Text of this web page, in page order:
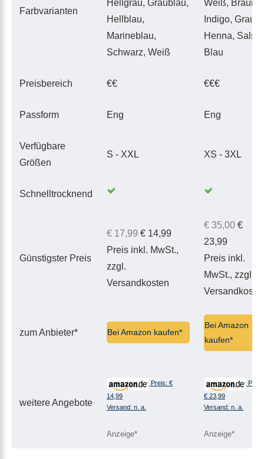
Farbvarianten
Hellgrau, Graublau,
Hellblau,
Marineblau,
Schwarz, Weiß
Weiß, Braun,
Indigo, Grau,
Henna, Salsa,
Blau
Preisbereich €€ €€€
Passform Eng Eng
Verfügbare
Größen
S - XXL XS - 3XL
Schnelltrocknend
Günstigster Preis
€ 17,99 € 14,99
Preis inkl. MwSt.,
zzgl.
Versandkosten
€ 35,00 €
23,99
Preis inkl.
MwSt., zzgl.
zum Anbieter* Bei Amazon kaufen*
Bei Amazon
kaufen*
weitere Angebote
Preis: €
14,99
Versand: n. a.
Preis:
€ 23,99
Versand: n. a.